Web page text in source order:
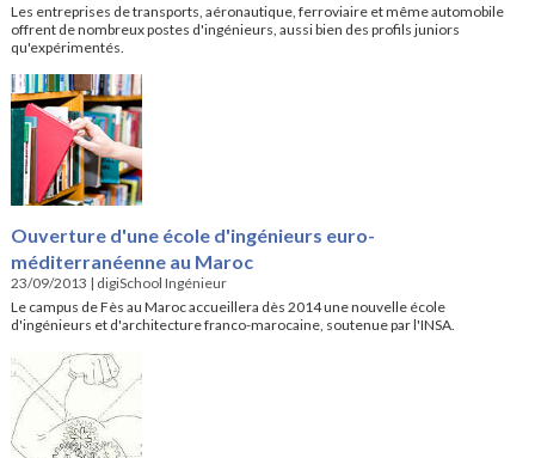
Les entreprises de transports, aéronautique, ferroviaire et même automobile
offrent de nombreux postes d'ingénieurs, aussi bien des profils juniors
qu'expérimentés.
Ouverture d'une école d'ingénieurs euro-
méditerranéenne au Maroc
23/09/2013 | digiSchool Ingénieur
Le campus de Fès au Maroc accueillera dès 2014 une nouvelle école
d'ingénieurs et d'architecture franco-marocaine, soutenue par l'INSA.